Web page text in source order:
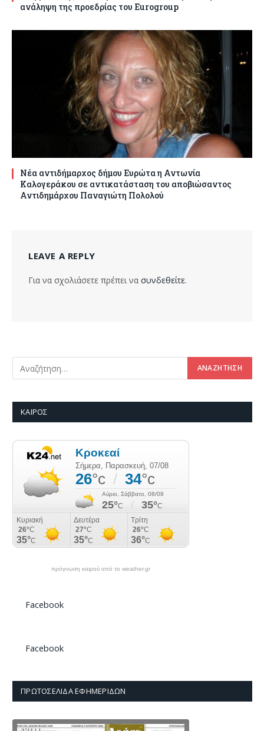
ανάληψη της προεδρίας του Eurogroup
Νέα αντιδήμαρχος δήμου Ευρώτα η Αντωνία
Καλογεράκου σε αντικατάσταση του αποβιώσαντος
Αντιδημάρχου Παναγιώτη Πολολού
LEAVE A REPLY
Για να σχολιάσετε πρέπει να συνδεθείτε.
ΚΑΙΡΌΣ
πρόγνωση καιρού από το weather.gr
Facebook
Facebook
ΠΡΩΤΟΣΈΛΙΔΑ ΕΦΗΜΕΡΊΔΩΝ